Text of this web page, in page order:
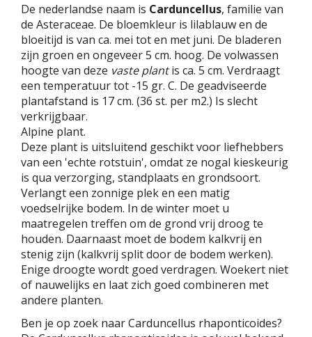
De nederlandse naam is Carduncellus, familie van
de Asteraceae. De bloemkleur is lilablauw en de
bloeitijd is van ca. mei tot en met juni. De bladeren
zijn groen en ongeveer 5 cm. hoog. De volwassen
hoogte van deze vaste plantis ca. 5 cm. Verdraagt
een temperatuur tot -15 gr. C. De geadviseerde
plantafstand is 17 cm. (36 st. per m2.) Is slecht
verkrijgbaar.
Alpine plant.
Deze plant is uitsluitend geschikt voor liefhebbers
van een 'echte rotstuin', omdat ze nogal kieskeurig
is qua verzorging, standplaats en grondsoort.
Verlangt een zonnige plek en een matig
voedselrijke bodem. In de winter moet u
maatregelen treffen om de grond vrij droog te
houden. Daarnaast moet de bodem kalkvrij en
stenig zijn (kalkvrij split door de bodem werken).
Enige droogte wordt goed verdragen. Woekert niet
of nauwelijks en laat zich goed combineren met
andere planten.
Ben je op zoek naar Carduncellus rhaponticoides?